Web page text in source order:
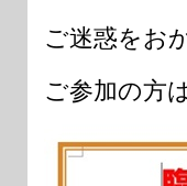
ご迷惑をお
ご参加の方